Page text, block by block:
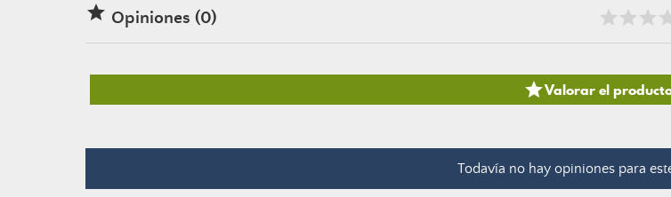
 Opiniones (0)
Valorar el
Todavía no hay opiniones para